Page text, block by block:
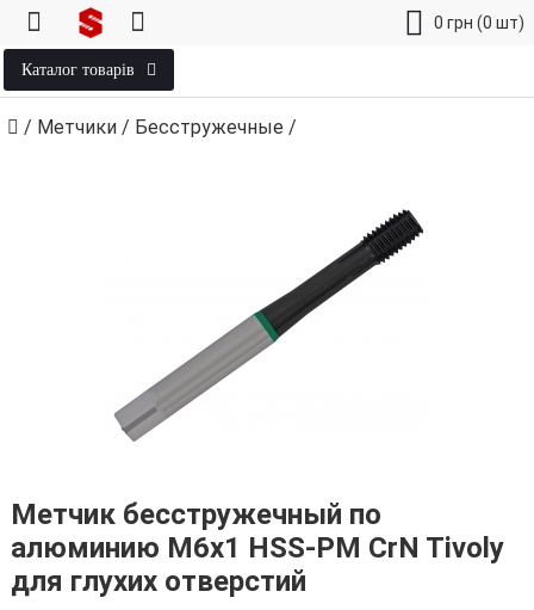
0 грн (0 шт)
Каталог товарів
/ Метчики / Бесстружечные /
Метчик бесстружечный по
алюминию М6х1 HSS-PM CrN Tivoly
для глухих отверстий